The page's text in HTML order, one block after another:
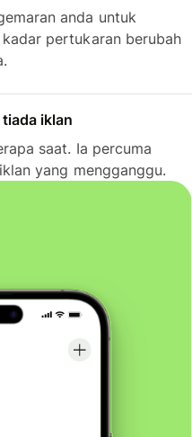
anda untuk
pertukaran berubah
iklan
saat. Ia percuma
yang mengganggu.